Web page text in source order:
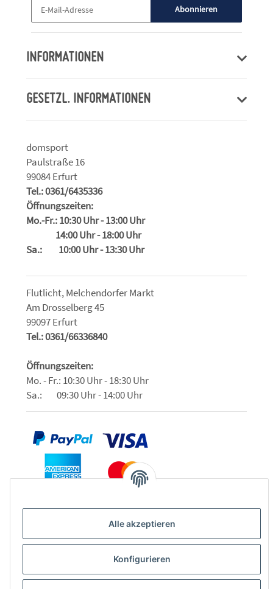
Alle akzeptieren
Konfigurieren
Abonnieren
INFORMATIONEN
GESETZL. INFORMATIONEN
domsport
Paulstraße 16
99084 Erfurt
Tel.: 0361/6435336
Öffnungszeiten:
Mo.-Fr.: 10:30 Uhr - 13:00 Uhr
14:00 Uhr - 18:00 Uhr
Sa.: 10:00 Uhr - 13:30 Uhr
Flutlicht, Melchendorfer Markt
Am Drosselberg 45
99097 Erfurt
Tel.: 0361/66336840
Öffnungszeiten:
Mo. - Fr.: 10:30 Uhr - 18:30 Uhr
Sa.: 09:30 Uhr - 14:00 Uhr